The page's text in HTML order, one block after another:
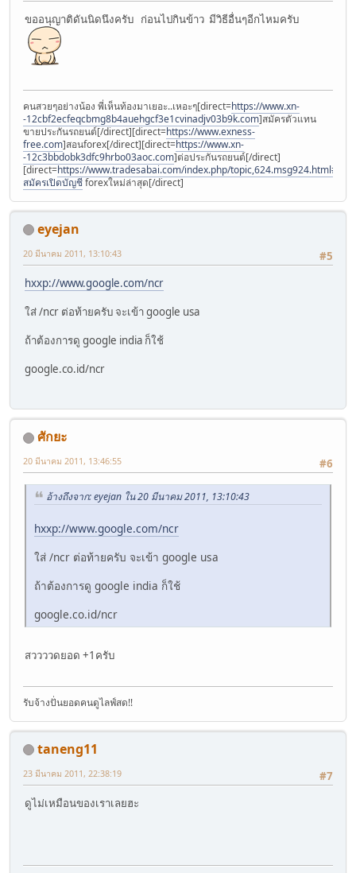
ขออนุญาติดันนิดนึงครับ ก่อนไปกินข้าว มีวิธีอื่นๆอีกไหมครับ
คนสวยๆอย่างน้อง พี่เห็นท้องมาเยอะ..เหอะๆ[direct=https://www.xn-
-12cbf2ecfeqcbmg8b4auehgcf3e1cvinadjv03b9k.com]สมัครตัวแทน
ขายประกันรถยนต์[/direct][direct=https://www.exness-
free.com]สอนforex[/direct][direct=https://www.xn-
-12c3bbdobk3dfc9hrbo03aoc.com]ต่อประกันรถยนต์[/direct]
[direct=https://www.tradesabai.com/index.php/
สมัครเปิดบัญชีforexใหม่ล่าสุด[/direct]
eyejan
#5
20 มีนาคม 2011, 13:10:43
hxxp://www.google.com/ncr
ใส่ /ncr ต่อท้ายครับ จะเข้า google usa
ถ้าต้องการดู google india ก็ใช้
google.co.id/ncr
ศักยะ
#6
20 มีนาคม 2011, 13:46:55
อ้างถึงจาก: eyejan ใน 20 มีนาคม 2011, 13:10:43
hxxp://www.google.com/ncr
ใส่ /ncr ต่อท้ายครับ จะเข้า google usa
ถ้าต้องการดู google india ก็ใช้
google.co.id/ncr
สววววดยอด +1ครับ
รับจ้างปั่นยอดคนดูไลฟ์สด!!
taneng11
#7
23 มีนาคม 2011, 22:38:19
ดูไม่เหมือนของเราเลยฮะ